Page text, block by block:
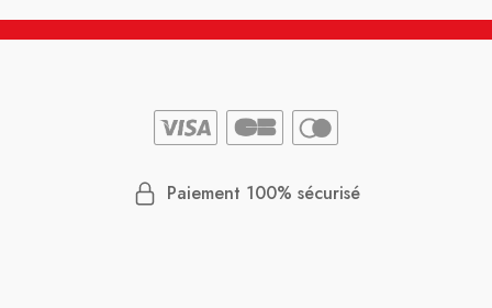
Paiement 100% sécurisé